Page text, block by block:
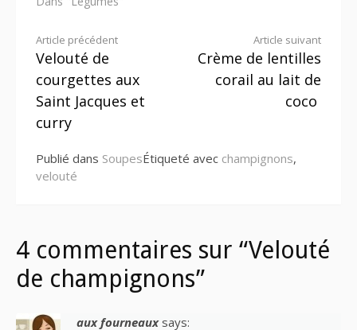
Lire
la
suite
Article précédent
Velouté de
courgettes aux
Saint Jacques et
curry
Article suivant
Crème de lentilles
corail au lait de
coco
Publié dans SoupesÉtiqueté avec champignons,
velouté
4 commentaires sur “Velouté
de champignons”
aux fourneaux says: